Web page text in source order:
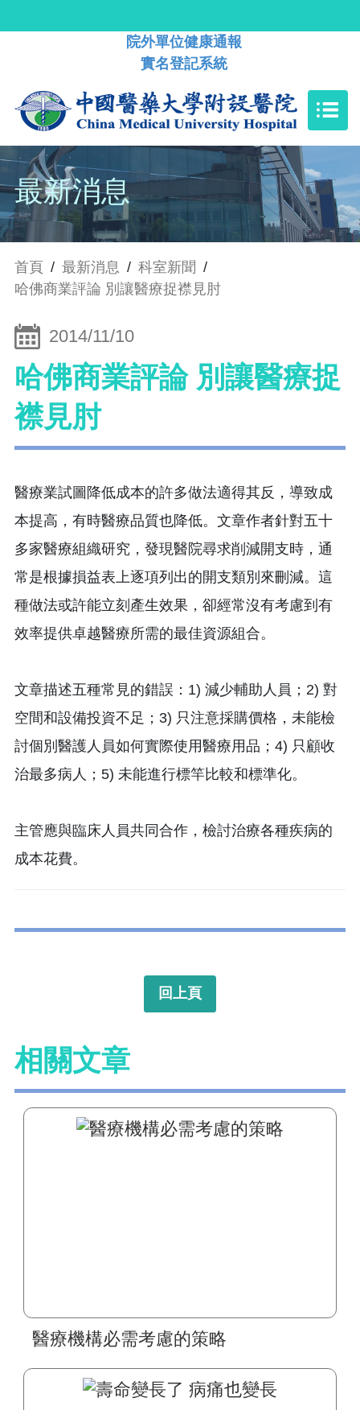
院外單位健康通報
實名登記系統
最新消息
首頁 / 最新消息 / 科室新聞 /
哈佛商業評論 別讓醫療捉襟見肘
2014/11/10
哈佛商業評論 別讓醫療捉
襟見肘
醫療業試圖降低成本的許多做法適得其反，導致成
本提高，有時醫療品質也降低。文章作者針對五十
多家醫療組織研究，發現醫院尋求削減開支時，通
常是根據損益表上逐項列出的開支類別來刪減。這
種做法或許能立刻產生效果，卻經常沒有考慮到有
效率提供卓越醫療所需的最佳資源組合。
文章描述五種常見的錯誤：1) 減少輔助人員；2) 對
空間和設備投資不足；3) 只注意採購價格，未能檢
討個別醫護人員如何實際使用醫療用品；4) 只顧收
治最多病人；5) 未能進行標竿比較和標準化。
主管應與臨床人員共同合作，檢討治療各種疾病的
成本花費。
回上頁
相關文章
醫療機構必需考慮的策略